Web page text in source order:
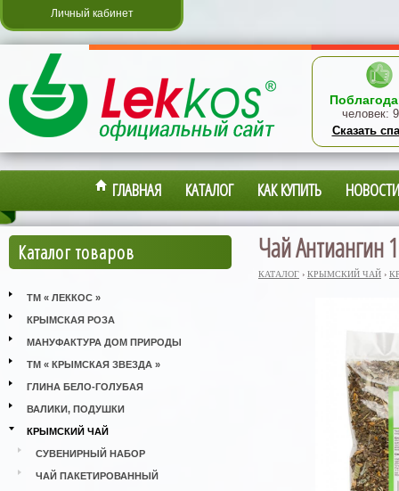
Личный кабинет
человек:
Сказать
ГЛАВНАЯ КАТАЛОГ КАК КУПИТЬ НОВОСТИ
Каталог товаров
ТМ « ЛЕККОС »
КРЫМСКАЯ РОЗА
МАНУФАКТУРА ДОМ ПРИРОДЫ
ТМ « КРЫМСКАЯ ЗВЕЗДА »
ГЛИНА БЕЛО-ГОЛУБАЯ
ВАЛИКИ, ПОДУШКИ
КРЫМСКИЙ ЧАЙ
СУВЕНИРНЫЙ НАБОР
ЧАЙ ПАКЕТИРОВАННЫЙ
Чай Антиангин
КАТАЛОГ › КРЫМСКИЙ ЧАЙ ›